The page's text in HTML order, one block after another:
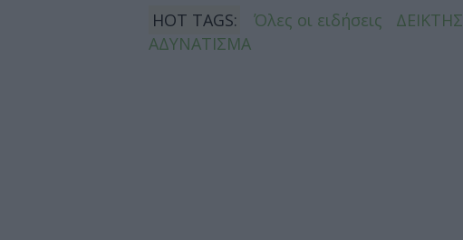
HOT TAGS: Όλες οι ειδήσεις
ΑΔΥΝΑΤΙΣΜΑ